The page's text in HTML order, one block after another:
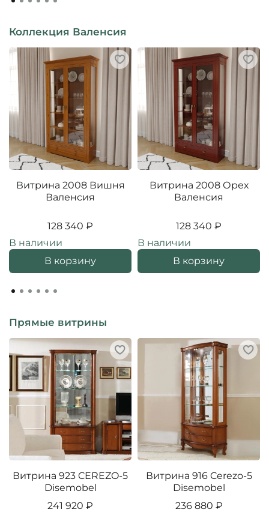
Коллекция Валенсия
Витрина 2008 Вишня
Валенсия
128 340 ₽
В наличии
В корзину
Витрина 2008 Орех
Валенсия
128 340 ₽
В наличии
В корзину
Прямые витрины
Витрина 923 CEREZO-5
Disemobel
241 920 ₽
Витрина 916 Cerezo-5
Disemobel
236 880 ₽